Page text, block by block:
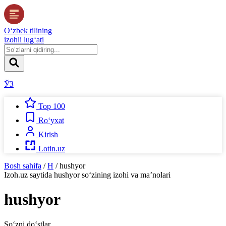
O‘zbek tilining
izohli lug‘ati
ЎЗ
Top 100
Ro‘yxat
Kirish
Lotin.uz
Bosh sahifa / H / hushyor
Izoh.uz saytida hushyorso‘zining izohi va ma’nolari
hushyor
So‘zni do‘stlar